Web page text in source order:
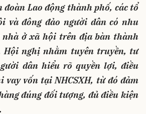
đoàn Lao động thành phố, các tổ
và đông đảo người dân có nhu
nhà ở xã hội trên địa bàn thành
Hội nghị nhằm tuyên truyền, tư
dân hiểu rõ quyền lợi, điều
vay vốn tại NHCSXH, từ đó đảm
đúng đối tượng, đủ điều kiện